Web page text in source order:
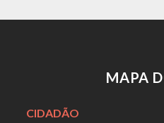
MAPA
CIDADÃO